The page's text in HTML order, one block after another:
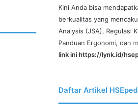
Kini Anda bisa
berkualitas yang
Analysis (JSA), Regulasi
Panduan Ergonomi, dan
link inihttps://lynk.id/
Daftar Artikel